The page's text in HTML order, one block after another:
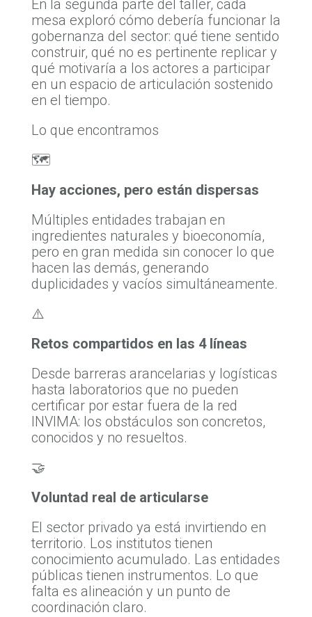
En la segunda parte del taller, cada
mesa exploró cómo debería funcionar la
gobernanza del sector: qué tiene sentido
construir, qué no es pertinente replicar y
qué motivaría a los actores a participar
en un espacio de articulación sostenido
en el tiempo.
Lo que encontramos
🗺️
Hay acciones, pero están dispersas
Múltiples entidades trabajan en
ingredientes naturales y bioeconomía,
pero en gran medida sin conocer lo que
hacen las demás, generando
duplicidades y vacíos simultáneamente.
⚠️
Retos compartidos en las 4 líneas
Desde barreras arancelarias y logísticas
hasta laboratorios que no pueden
certificar por estar fuera de la red
INVIMA: los obstáculos son concretos,
conocidos y no resueltos.
🤝
Voluntad real de articularse
El sector privado ya está invirtiendo en
territorio. Los institutos tienen
conocimiento acumulado. Las entidades
públicas tienen instrumentos. Lo que
falta es alineación y un punto de
coordinación claro.